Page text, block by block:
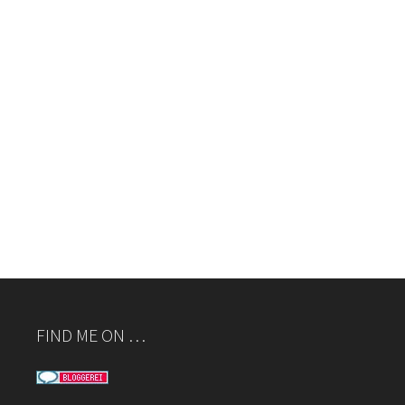
FIND ME ON …